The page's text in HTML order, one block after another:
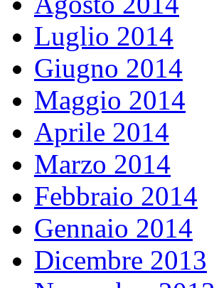
Luglio 2014
Giugno 2014
Maggio 2014
Aprile 2014
Marzo 2014
Febbraio 2014
Gennaio 2014
Dicembre 2013